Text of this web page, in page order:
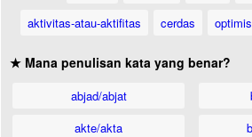
aktivitas-atau-aktifitas
cerdas optimis
★ Mana penulisan kata yang benar?
abjad/abjat
akte/akta